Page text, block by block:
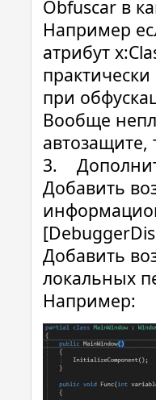
Obfuscar в
Например
атрибут
при
Вообще
автозащите,
3.
Добавить
Добавить
локальных
Например: